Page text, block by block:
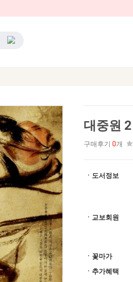
대중원 2
구매후기 0개
ㆍ도서정보
ㆍ교보회원
ㆍ꽃마가
ㆍ추가혜택